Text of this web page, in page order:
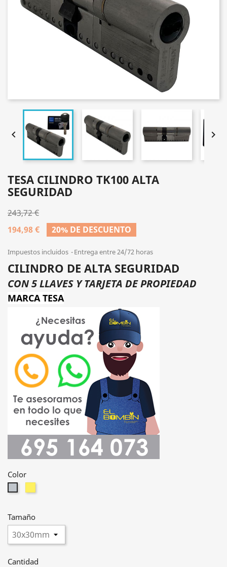
 
TESA CILINDRO TK100 ALTA
SEGURIDAD
243,72 €
194,98 €
20% DE DESCUENTO
Impuestos incluidos Entrega entre 24/72 horas
CILINDRO DE ALTA SEGURIDAD
CON 5 LLAVES Y TARJETA DE PROPIEDAD
MARCA TESA
Color
Tamaño
Cantidad